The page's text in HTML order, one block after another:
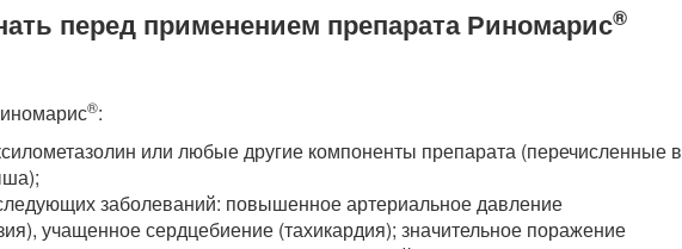
перед применением препарата Риномарис®
®:
или любые другие компоненты препарата (перечисленные в
заболеваний: повышенное артериальное давление
учащенное сердцебиение (тахикардия); значительное поражение